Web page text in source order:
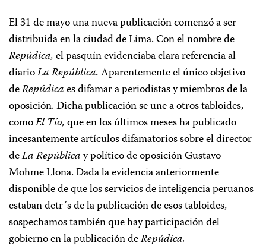
El 31 de mayo una nueva publicación comenzó a ser
distribuida en la ciudad de Lima. Con el nombre de
Repúdica,el pasquín evidenciaba clara referencia al
diarioLa República.Aparentemente el único objetivo
deRepúdicaes difamar a periodistas y miembros de la
oposición. Dicha publicación se une a otros tabloides,
comoEl Tío,que en los últimos meses ha publicado
incesantemente artículos difamatorios sobre el director
deLa Repúblicay político de oposición Gustavo
Mohme Llona. Dada la evidencia anteriormente
disponible de que los servicios de inteligencia peruanos
estaban detr´s de la publicación de esos tabloides,
sospechamos también que hay participación del
gobierno en la publicación deRepúdica.